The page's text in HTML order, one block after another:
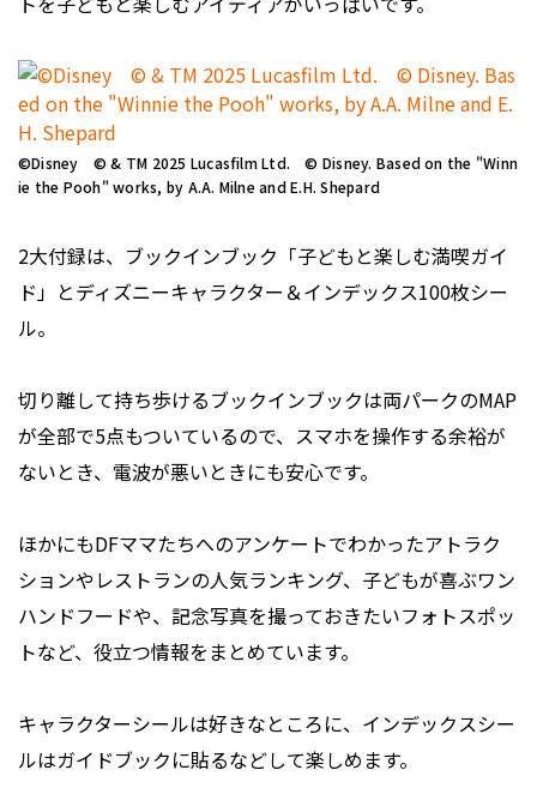
©Disney © & TM 2025 Lucasfilm Ltd. © Disney. Based on the "Winn
ie the Pooh" works, by A.A. Milne and E.H. Shepard
2大付録は、ブックインブック「子どもと楽しむ満喫ガイ
ド」とディズニーキャラクター＆インデックス100枚シー
ル。
切り離して持ち歩けるブックインブックは両パークのMAP
が全部で5点もついているので、スマホを操作する余裕が
ないとき、電波が悪いときにも安心です。
ほかにもDFママたちへのアンケートでわかったアトラク
ションやレストランの人気ランキング、子どもが喜ぶワン
ハンドフードや、記念写真を撮っておきたいフォトスポッ
トなど、役立つ情報をまとめています。
キャラクターシールは好きなところに、インデックスシー
ルはガイドブックに貼るなどして楽しめます。